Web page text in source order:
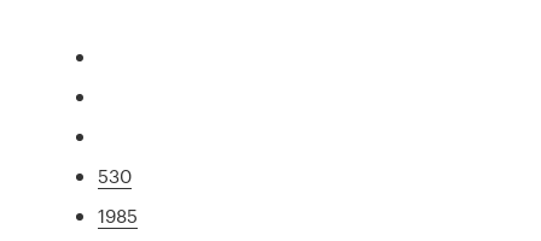
530
1985